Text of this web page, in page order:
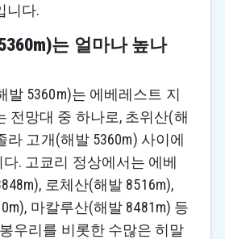
니다.
는 얼마나 높나
발 5360m)는 에베레스트 지
전망대 중 하나로, 초위산(해
라 고개(해발 5360m) 사이에
. 고쿄리 정상에서는 에베
로체산(해발 8516m),
마칼루산(해발 8481m) 등
우리를 비롯한 수많은 히말